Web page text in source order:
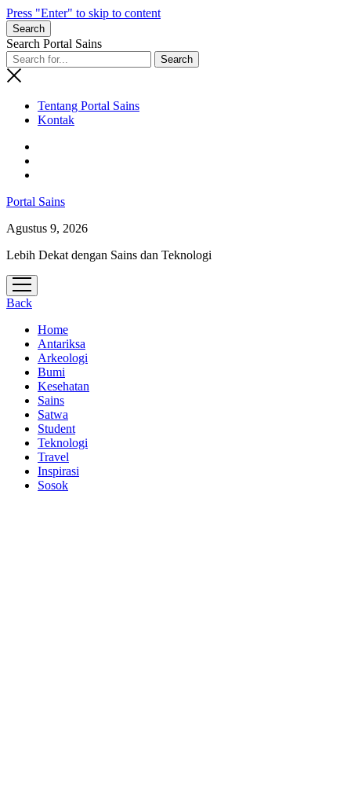
Press "Enter" to skip to content
Search
Search Portal Sains
Tentang Portal Sains
Kontak
Portal Sains
Agustus 9, 2026
Lebih Dekat dengan Sains dan Teknologi
open
menu
Back
Home
Antariksa
Arkeologi
Bumi
Kesehatan
Sains
Satwa
Student
Teknologi
Travel
Inspirasi
Sosok